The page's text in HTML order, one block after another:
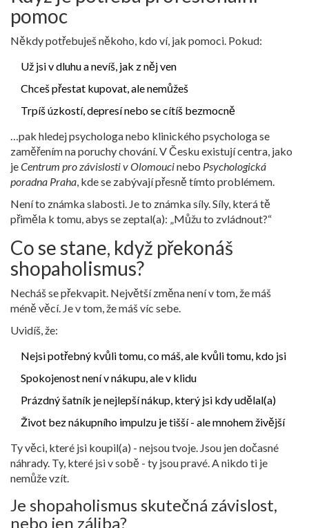
pomoc
Někdy potřebuješ někoho, kdo ví, jak pomoci. Pokud:
Už jsi v dluhu a nevíš, jak z něj ven
Chceš přestat kupovat, ale nemůžeš
Trpíš úzkostí, depresí nebo se cítíš bezmocně
…pak hledej psychologa nebo klinického psychologa se
zaměřením na poruchy chování. V Česku existují centra, jako
jeCentrum pro závislosti v Olomoucinebo Psychologická
poradna Praha , kde se zabývají přesně tímto problémem.
Není to známka slabosti. Je to známka síly. Síly, která tě
přiměla k tomu, abys se zeptal(a): „Můžu to zvládnout?“
Co se stane, když překonáš
shopaholismus?
Necháš se překvapit. Největší změna není v tom, že máš
méně věcí. Je v tom, že máš víc sebe.
Uvidíš, že:
Nejsi potřebný kvůli tomu, co máš, ale kvůli tomu, kdo jsi
Spokojenost není v nákupu, ale v klidu
Prázdný šatník je nejlepší nákup, který jsi kdy udělal(a)
Život bez nákupního impulzu je tišší - ale mnohem živější
Ty věci, které jsi koupil(a) - nejsou tvoje. Jsou jen dočasné
náhrady. Ty, které jsi v sobě - ty jsou pravé. A nikdo ti je
nemůže vzít.
Je shopaholismus skutečná závislost,
nebo jen záliba?